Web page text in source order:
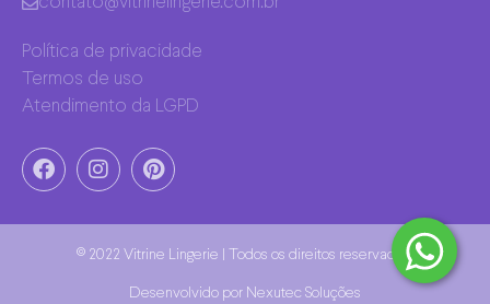
Política de privacidade
Termos de uso
Atendimento da LGPD
© 2022 Vitrine Lingerie | Todos os direitos reservados.
Desenvolvido por Nexutec Soluções